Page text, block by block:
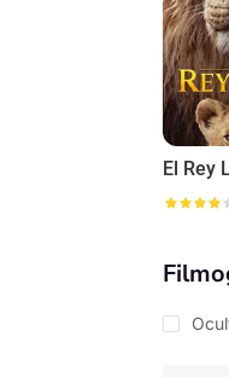
El Rey